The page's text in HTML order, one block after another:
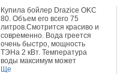
Купила бойлер Drazice OKC
80. Объем его всего 75
литров.Смотрится красиво и
современно. Вода греется
очень быстро, мощность
ТЭНа 2 кВт. Температура
воды максимум может
составлять 80 градусов.
Ще